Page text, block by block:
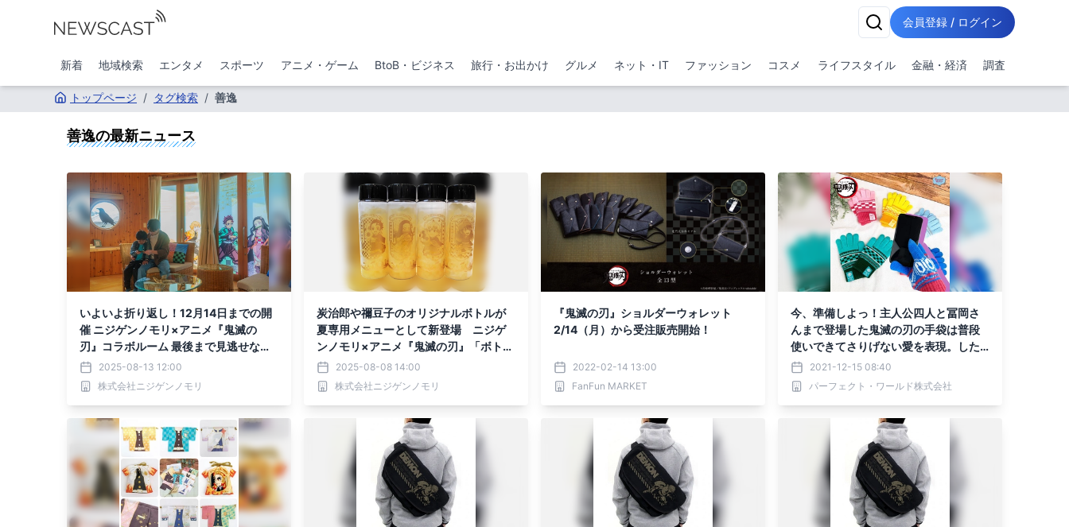
会員登録 / ログイン
新着 地域検索 エンタメ スポーツ アニメ・ゲーム BtoB・ビジネス 旅行・お出かけ グルメ ネット・IT ファッション コスメ ライフスタイル 金融・経済 調査
トップページ / タグ検索 / 善逸
善逸の最新ニュース
いよいよ折り返し！12月14日までの開
催 ニジゲンノモリ×アニメ『鬼滅の
刃』コラボルーム 最後まで見逃せない
特別な体験を
2025-08-13 12:00
株式会社ニジゲンノモリ
炭治郎や禰豆子のオリジナルボトルが
夏専用メニューとして新登場 ニジゲ
ンノモリ×アニメ『鬼滅の刃』「ボトル
アイス(オリジナルボトル付き)」全4
種 2025年8月9日（土）より販売開
始
2025-08-08 14:00
株式会社ニジゲンノモリ
『鬼滅の刃』ショルダーウォレット
2/14（月）から受注販売開始！
2022-02-14 13:00
FanFun MARKET
今、準備しよっ！主人公四人と冨岡さ
んまで登場した鬼滅の刃の手袋は普段
使いできてさりげない愛を表現。した
ままスマホも触れて最高。
2021-12-15 08:40
パーフェクト・ワールド株式会社